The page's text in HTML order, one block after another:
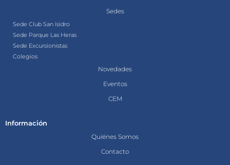
Sedes
Sede Club San Isidro
Sede Parque Las Heras
Sede Excursionistas
Colegios
Novedades
Eventos
CEM
Información
Quiénes Somos
Contacto